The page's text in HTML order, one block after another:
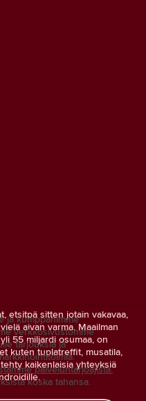
etsitpä sitten jotain vakavaa,
aivan varma. Maailman
55 miljardi osumaa, on
kuten tuplatreffit, musatila,
kaikenlaisia yhteyksiä
ja kumppanimme
verkkosivustomme
tarjouksia ja
palveluntarjoajista.
koska tahansa.